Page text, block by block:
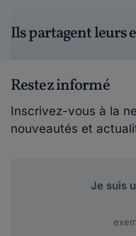
Ils partagent leurs
Restez informé
Inscrivez-vous à la
nouveautés et